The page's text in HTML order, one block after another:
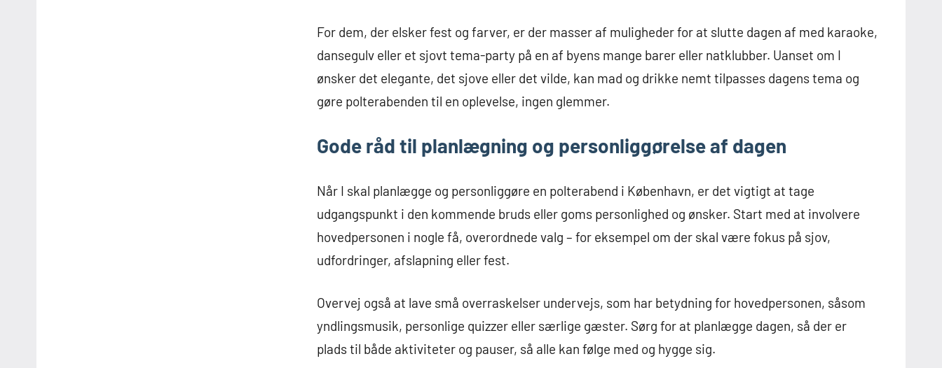
For dem, der elsker fest og farver, er der masser af muligheder for at slutte dagen af med karaoke,
dansegulv eller et sjovt tema-party på en af byens mange barer eller natklubber. Uanset om I
ønsker det elegante, det sjove eller det vilde, kan mad og drikke nemt tilpasses dagens tema og
gøre polterabenden til en oplevelse, ingen glemmer.
Gode råd til planlægning og personliggørelse af dagen
Når I skal planlægge og personliggøre en polterabend i København, er det vigtigt at tage
udgangspunkt i den kommende bruds eller goms personlighed og ønsker. Start med at involvere
hovedpersonen i nogle få, overordnede valg – for eksempel om der skal være fokus på sjov,
udfordringer, afslapning eller fest.
Overvej også at lave små overraskelser undervejs, som har betydning for hovedpersonen, såsom
yndlingsmusik, personlige quizzer eller særlige gæster. Sørg for at planlægge dagen, så der er
plads til både aktiviteter og pauser, så alle kan følge med og hygge sig.